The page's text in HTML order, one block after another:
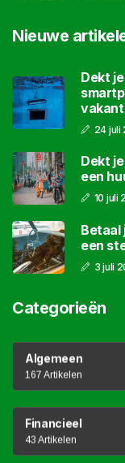
Nieuwe
Dekt
24 juli
Dekt
een
10 juli
Betaal
een
3 juli
Categorieën
Algemeen
167 Artikelen
Financieel
43 Artikelen